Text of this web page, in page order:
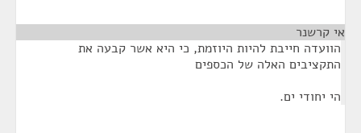
אי קרשנר
הוועדה חייבת להיות היוזמת, כי היא אשר קבעה את
התקציבים האלה של הכספים
הי יחודי ים.